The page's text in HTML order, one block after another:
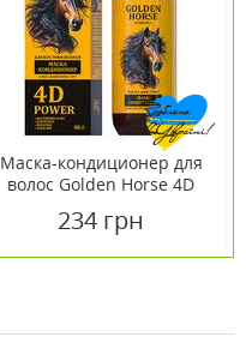
Маска-кондиционер для
волос Golden Horsе 4D
234 грн